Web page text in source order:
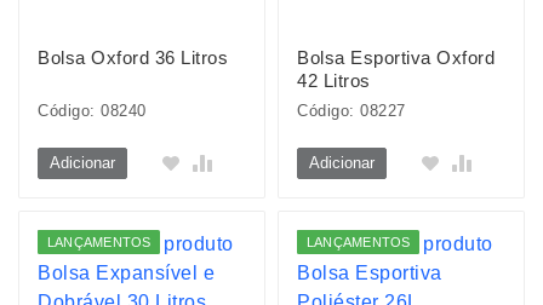
Bolsa Oxford 36 Litros
Código: 08240
Adicionar
Bolsa Esportiva Oxford
42 Litros
Código: 08227
Adicionar
LANÇAMENTOS LANÇAMENTOS